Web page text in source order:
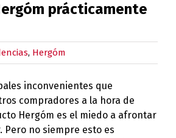
prácticamente
, Hergóm
inconvenientes que
compradores a la hora de
Hergóm es el miedo a afrontar
Pero no siempre esto es